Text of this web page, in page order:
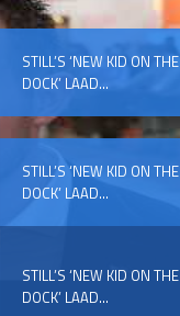
STILL’S ‘NEW KID ON THE
DOCK’ LAAD...
STILL’S ‘NEW KID ON THE
DOCK’ LAAD...
STILL’S ‘NEW KID ON THE
DOCK’ LAAD...